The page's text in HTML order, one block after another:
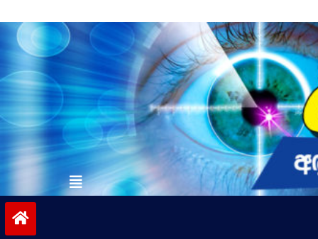
to
contentvinivida.lk